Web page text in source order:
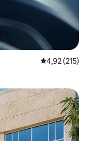
Évaluation
4,92 (215)